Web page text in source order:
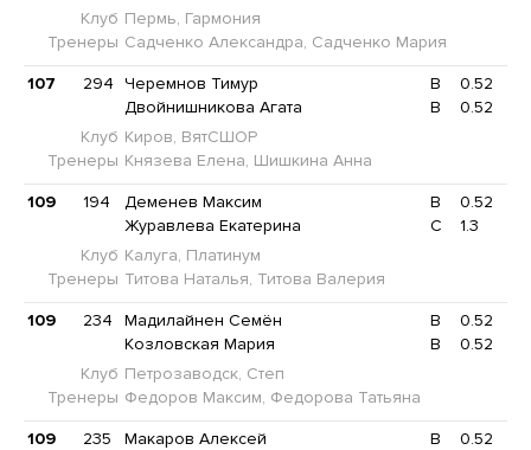
Клуб Пермь, Гармония
Тренеры Садченко Александра, Садченко Мария
107 294 Черемнов Тимур B
0.52
Двойнишникова Агата
B
0.52
Клуб Киров, ВятСШОР
Тренеры Князева Елена, Шишкина Анна
109 194 Деменев Максим B
0.52
Журавлева Екатерина
C
1.3
Клуб Калуга, Платинум
Тренеры Титова Наталья, Титова Валерия
109 234 Мадилайнен Семён B
0.52
Козловская Мария
B
0.52
Клуб Петрозаводск, Степ
Тренеры Федоров Максим, Федорова Татьяна
109 235 Макаров Алексей B
0.52